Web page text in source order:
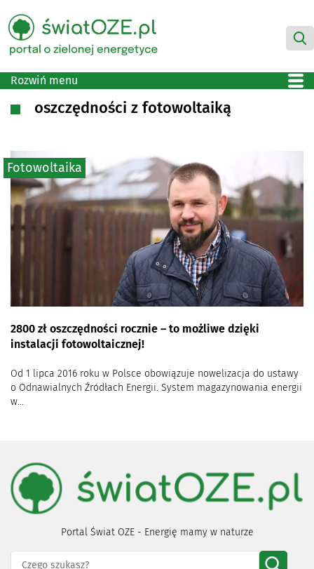
Rozwiń menu
oszczędności z fotowoltaiką
2800 zł oszczędności rocznie – to możliwe dzięki
instalacji fotowoltaicznej!
Od 1 lipca 2016 roku w Polsce obowiązuje nowelizacja do ustawy
o Odnawialnych Źródłach Energii. System magazynowania energii
w...
Fotowoltaika
Portal Świat OZE - Energię mamy w naturze